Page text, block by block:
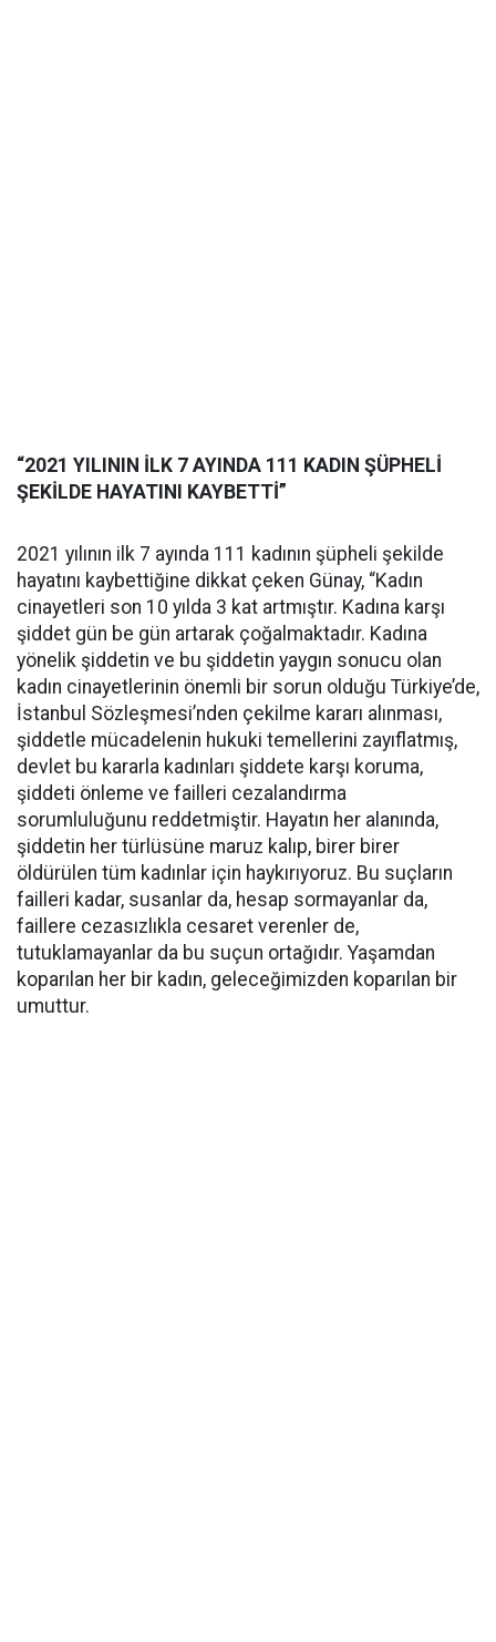
“2021 YILININ İLK 7 AYINDA 111 KADIN ŞÜPHELİ
ŞEKİLDE HAYATINI KAYBETTİ”
2021 yılının ilk 7 ayında 111 kadının şüpheli şekilde
hayatını kaybettiğine dikkat çeken Günay, “Kadın
cinayetleri son 10 yılda 3 kat artmıştır. Kadına karşı
şiddet gün be gün artarak çoğalmaktadır. Kadına
yönelik şiddetin ve bu şiddetin yaygın sonucu olan
kadın cinayetlerinin önemli bir sorun olduğu Türkiye’de,
İstanbul Sözleşmesi’nden çekilme kararı alınması,
şiddetle mücadelenin hukuki temellerini zayıflatmış,
devlet bu kararla kadınları şiddete karşı koruma,
şiddeti önleme ve failleri cezalandırma
sorumluluğunu reddetmiştir. Hayatın her alanında,
şiddetin her türlüsüne maruz kalıp, birer birer
öldürülen tüm kadınlar için haykırıyoruz. Bu suçların
failleri kadar, susanlar da, hesap sormayanlar da,
faillere cezasızlıkla cesaret verenler de,
tutuklamayanlar da bu suçun ortağıdır. Yaşamdan
koparılan her bir kadın, geleceğimizden koparılan bir
umuttur.